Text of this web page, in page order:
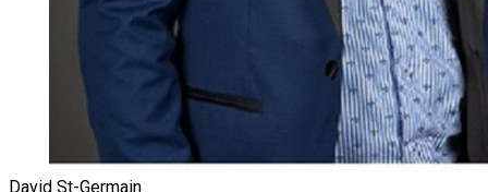
David St-Germain